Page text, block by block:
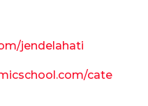
jendelahati
cate